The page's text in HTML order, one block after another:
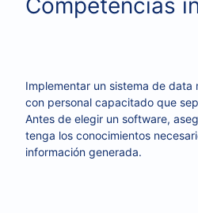
Competencias
Implementar un sistema de data
con personal capacitado que
Antes de elegir un software,
tenga los conocimientos
información generada.